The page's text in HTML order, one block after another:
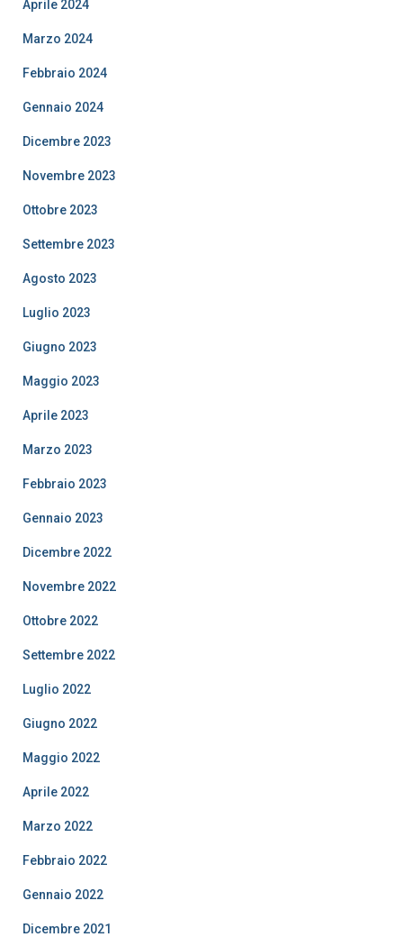
Aprile 2024
Marzo 2024
Febbraio 2024
Gennaio 2024
Dicembre 2023
Novembre 2023
Ottobre 2023
Settembre 2023
Agosto 2023
Luglio 2023
Giugno 2023
Maggio 2023
Aprile 2023
Marzo 2023
Febbraio 2023
Gennaio 2023
Dicembre 2022
Novembre 2022
Ottobre 2022
Settembre 2022
Luglio 2022
Giugno 2022
Maggio 2022
Aprile 2022
Marzo 2022
Febbraio 2022
Gennaio 2022
Dicembre 2021